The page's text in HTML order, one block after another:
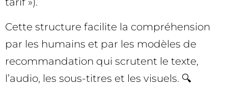
Cette structure facilite la compréhension
par les humains et par les modèles de
recommandation qui scrutent le texte,
l’audio, les sous-titres et les visuels. 🔍